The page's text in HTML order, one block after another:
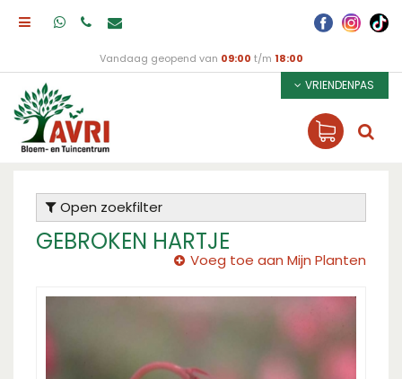
Vandaag geopend van 09:00 t/m 18:00
VRIENDENPAS
Open zoekfilter
GEBROKEN HARTJE
Voeg toe aan Mijn Planten